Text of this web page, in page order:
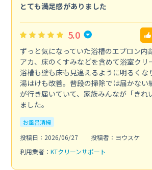
とても満足感がありました
5.0
ずっと気になっていた浴槽のエプロン内
アカ、床のくすみなどを含めて浴室クリ
浴槽も壁も床も見違えるように明るくな
湯はけも改善。普段の掃除では届かない
が行き届いていて、家族みんなが「きれ
ました。
お風呂清掃
投稿日：2026/06/27
投稿者：ヨウスケ
利用業者： KTクリーンサポート